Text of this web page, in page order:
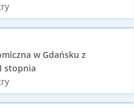
w Gdańsku z
stopnia